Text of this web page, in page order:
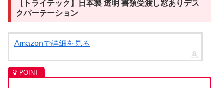
【トライテック】日本製 透明 書類受渡し窓ありデス
クパーテーション
Amazonで詳細を見る